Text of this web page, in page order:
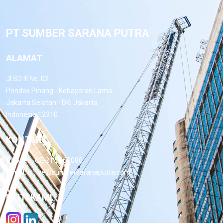
PT SUMBER SARANA PUTRA
ALAMAT
Jl.SD III No. 02
Pondok Pinang - Kebayoran Lama
Jakarta Selatan - DKI Jakarta
Indonesia 12310
KONTAK
Phone: +62-21 7660080
Email:office@sumbersaranaputra.com
IKUTI KAMI